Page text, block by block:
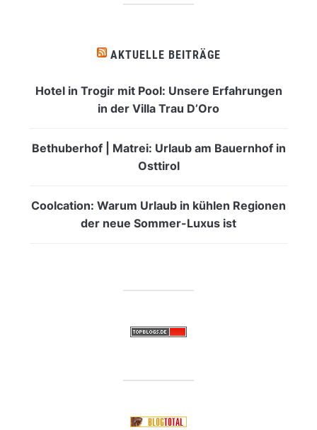
AKTUELLE BEITRÄGE
Hotel in Trogir mit Pool: Unsere Erfahrungen
in der Villa Trau D’Oro
Bethuberhof | Matrei: Urlaub am Bauernhof in
Osttirol
Coolcation: Warum Urlaub in kühlen Regionen
der neue Sommer-Luxus ist